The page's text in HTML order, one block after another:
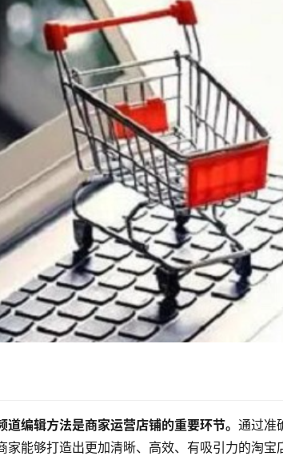
道编辑方法是商家运营店铺的重要环节。通过准
家能够打造出更加清晰、高效、有吸引力的淘宝